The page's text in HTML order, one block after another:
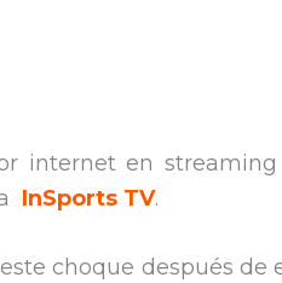
internet en
InSports TV.
choque después de